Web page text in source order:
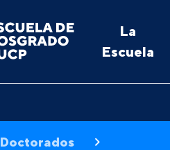
La
Escuela
Doctorados